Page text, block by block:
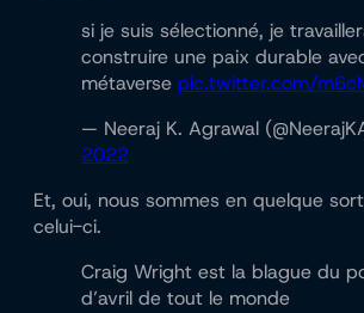
si je suis sélectionné, je
construire une paix durable
métaverse pic.twitter.com/
— Neeraj K. Agrawal
2022
Et, oui, nous sommes en quelque
celui-ci.
Craig Wright est la blague du
d’avril de tout le monde